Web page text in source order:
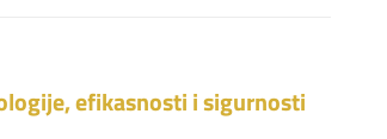
efikasnosti i sigurnosti